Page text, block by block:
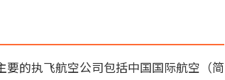
的执飞航空公司包括中国国际航空（简